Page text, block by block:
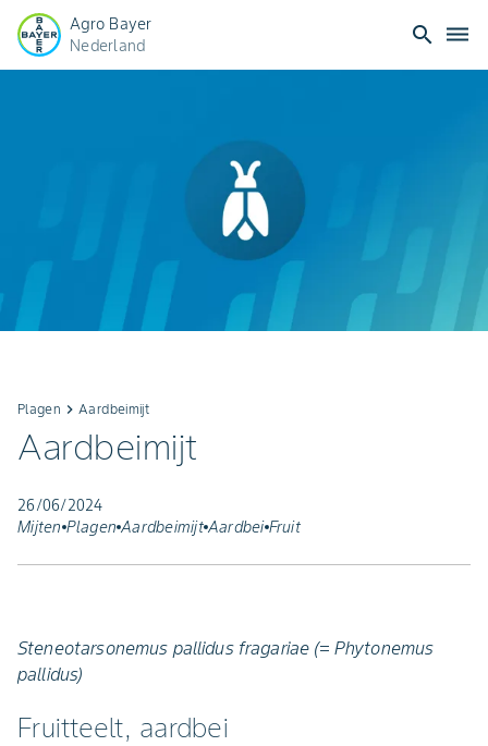
Agro Bayer
Nederland
search dehaze
Plagen keyboard_arrow_rightAardbeimijt
Aardbeimijt
26/06/2024
Mijten Plagen Aardbeimijt Aardbei Fruit
Steneotarsonemus pallidus fragariae (= Phytonemus
pallidus)
Fruitteelt, aardbei